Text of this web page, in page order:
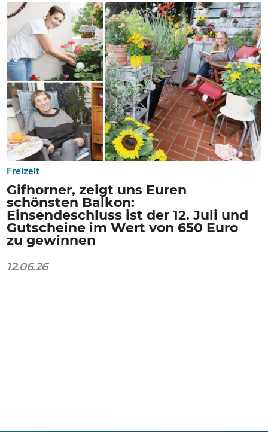
Freizeit
Gifhorner, zeigt uns Euren
schönsten Balkon:
Einsendeschluss ist der 12. Juli und
Gutscheine im Wert von 650 Euro
zu gewinnen
12.06.26